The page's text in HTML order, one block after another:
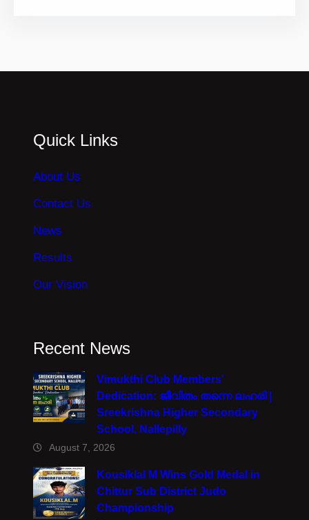
Quick Links
About Us
Contact Us
News
Results
Our Vision
Recent News
Vimukthi Club Members’
Dedication: ജീവിതം തന്നെ ലഹരി |
Sreekrishna Higher Secondary
School, Nallepilly
August 7, 2026
Kousiklal M Wins Gold Medal in
Chittur Sub District Judo
Championship